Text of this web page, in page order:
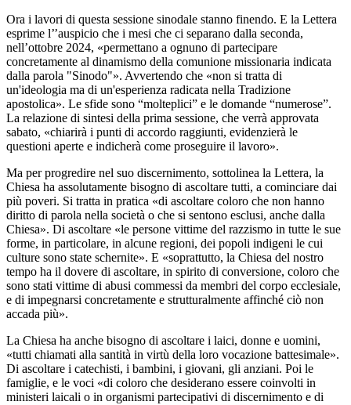
Ora i lavori di questa sessione sinodale stanno finendo. E la Lettera
esprime l’’auspicio che i mesi che ci separano dalla seconda,
nell’ottobre 2024, «permettano a ognuno di partecipare
concretamente al dinamismo della comunione missionaria indicata
dalla parola "Sinodo"». Avvertendo che «non si tratta di
un'ideologia ma di un'esperienza radicata nella Tradizione
apostolica». Le sfide sono “molteplici” e le domande “numerose”.
La relazione di sintesi della prima sessione, che verrà approvata
sabato, «chiarirà i punti di accordo raggiunti, evidenzierà le
questioni aperte e indicherà come proseguire il lavoro».
Ma per progredire nel suo discernimento, sottolinea la Lettera, la
Chiesa ha assolutamente bisogno di ascoltare tutti, a cominciare dai
più poveri. Si tratta in pratica «di ascoltare coloro che non hanno
diritto di parola nella società o che si sentono esclusi, anche dalla
Chiesa». Di ascoltare «le persone vittime del razzismo in tutte le sue
forme, in particolare, in alcune regioni, dei popoli indigeni le cui
culture sono state schernite». E «soprattutto, la Chiesa del nostro
tempo ha il dovere di ascoltare, in spirito di conversione, coloro che
sono stati vittime di abusi commessi da membri del corpo ecclesiale,
e di impegnarsi concretamente e strutturalmente affinché ciò non
accada più».
La Chiesa ha anche bisogno di ascoltare i laici, donne e uomini,
«tutti chiamati alla santità in virtù della loro vocazione battesimale».
Di ascoltare i catechisti, i bambini, i giovani, gli anziani. Poi le
famiglie, e le voci «di coloro che desiderano essere coinvolti in
ministeri laicali o in organismi partecipativi di discernimento e di